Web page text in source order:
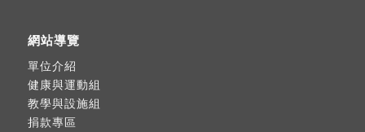
網站導覽
單位介紹
健康與運動組
教學與設施組
捐款專區